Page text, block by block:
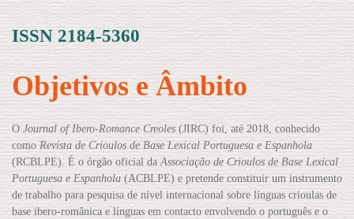
ISSN 2184-5360
Objetivos e Âmbito
O Journal of Ibero-Romance Creoles (JIRC) foi, até 2018, conhecido
como Revista de Crioulos de Base Lexical Portuguesa e Espanhola
(RCBLPE). É o órgão oficial daAssociação de Crioulos de Base Lexical
Portuguesa e Espanhola (ACBLPE) e pretende constituir um instrumento
de trabalho para pesquisa de nível internacional sobre línguas crioulas de
base ibero-românica e línguas em contacto envolvendo o português e o